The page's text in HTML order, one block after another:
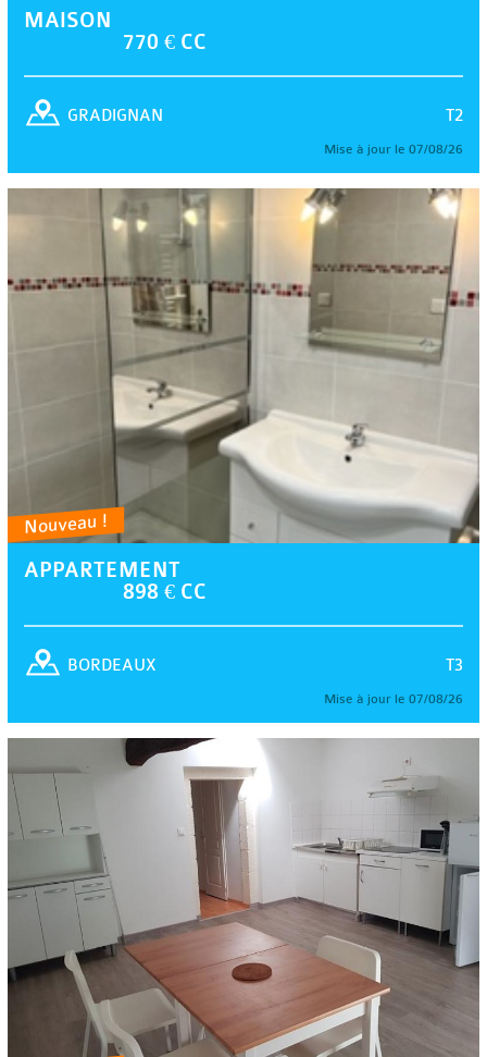
MAISON
770 € CC
T2
GRADIGNAN
Mise à jour le 07/08/26
Nouveau !
APPARTEMENT
898 € CC
T3
BORDEAUX
Mise à jour le 07/08/26